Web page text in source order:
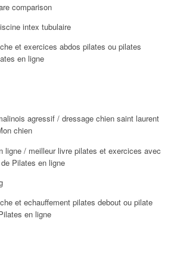
comparison
intex tubulaire
et exercices abdos pilates ou pilates
en ligne
agressif / dressage chien saint laurent
chien
/ meilleur livre pilates et exercices avec
Pilates en ligne
et echauffement pilates debout ou pilate
en ligne